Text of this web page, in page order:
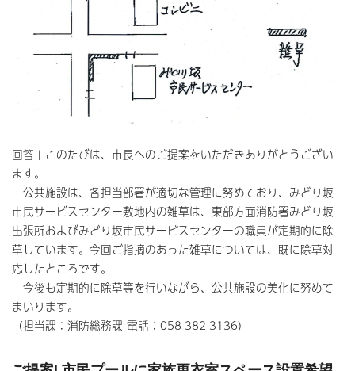
回答 | このたびは、市長へのご提案をいただきありがとうござい
ます。
公共施設は、各担当部署が適切な管理に努めており、みどり坂
市民サービスセンター敷地内の雑草は、東部方面消防署みどり坂
出張所およびみどり坂市民サービスセンターの職員が定期的に除
草しています。今回ご指摘のあった雑草については、既に除草対
応したところです。
今後も定期的に除草等を行いながら、公共施設の美化に努めて
まいります。
（担当課：消防総務課 電話：058-382-3136）